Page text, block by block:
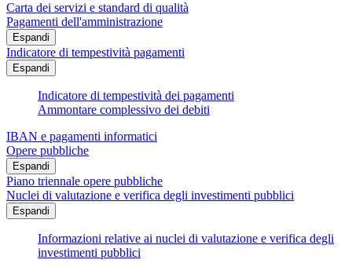
Carta dei servizi e standard di qualità
Pagamenti dell'amministrazione
Espandi
Indicatore di tempestività pagamenti
Espandi
Indicatore di tempestività dei pagamenti
Ammontare complessivo dei debiti
IBAN e pagamenti informatici
Opere pubbliche
Espandi
Piano triennale opere pubbliche
Nuclei di valutazione e verifica degli investimenti pubblici
Espandi
Informazioni relative ai nuclei di valutazione e verifica degli
investimenti pubblici